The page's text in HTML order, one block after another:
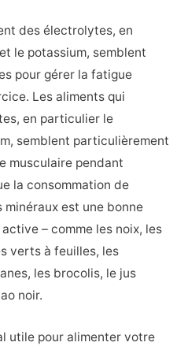
des électrolytes, en
le potassium, semblent
pour gérer la fatigue
Les aliments qui
en particulier le
semblent particulièrement
musculaire pendant
la consommation de
est une bonne
– comme les noix, les
verts à feuilles, les
les brocolis, le jus
noir.
utile pour alimenter votre